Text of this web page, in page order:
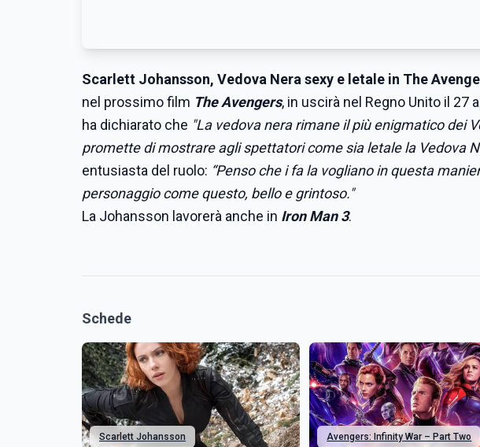
Scarlett Johansson, Vedova Nera sexy e letale in The
nel prossimo film The Avengers, in uscirà nel Regno Unito il 27
ha dichiarato che "La vedova nera rimane il più enigmatico dei
promette di mostrare agli spettatori come sia letale la Vedova
entusiasta del ruolo: “Penso che i fa la vogliano in questa
personaggio come questo, bello e grintoso."
La Johansson lavorerà anche in Iron Man 3.
Schede
Scarlett Johansson Avengers: Infinity War – Part Two